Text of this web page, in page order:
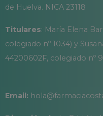
de Huelva. NICA 23118
Titulares: María Elena
colegiado nº 1034) y
44200602F, colegiado nº
Email: